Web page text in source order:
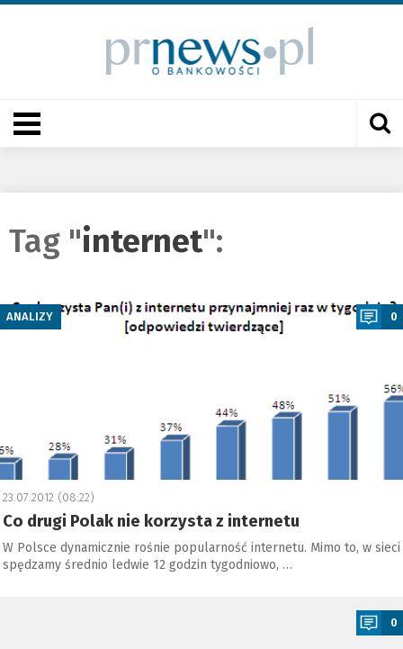
Tag "internet":
ANALIZY 0
23.07.2012 (08:22)
Co drugi Polak nie korzysta z internetu
W Polsce dynamicznie rośnie popularność internetu. Mimo to, w sieci
spędzamy średnio ledwie 12 godzin tygodniowo, …
0